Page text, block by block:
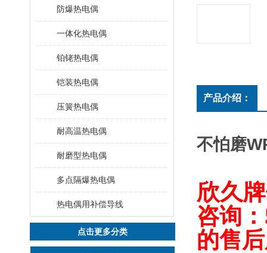
防爆热电偶
一体化热电偶
铂铑热电偶
铠装热电偶
压簧热电偶
耐高温热电偶
耐磨型热电偶
多点隔爆热电偶
热电偶用补偿导线
点击更多分类
产品介绍：
不怕磨
欣久牌
咨询
的售